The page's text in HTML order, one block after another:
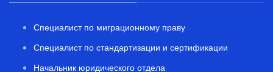
Специалист по миграционному праву
Специалист по стандартизации и сертификации
Начальник юридического отдела